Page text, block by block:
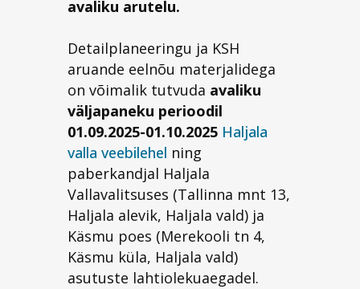
avaliku arutelu.
Detailplaneeringu ja KSH
aruande eelnõu materjalidega
on võimalik tutvuda avaliku
väljapaneku perioodil
01.09.2025-01.10.2025 Haljala
valla veebilehel ning
paberkandjal Haljala
Vallavalitsuses (Tallinna mnt 13,
Haljala alevik, Haljala vald) ja
Käsmu poes (Merekooli tn 4,
Käsmu küla, Haljala vald)
asutuste lahtiolekuaegadel.